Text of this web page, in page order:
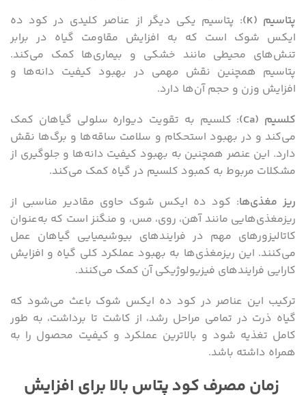
پتاسیم (K)
: پتاسیم یکی دیگر از عناصر کلیدی در کود ده
ایکس شوک است که به افزایش مقاومت گیاه در برابر
تنش‌های محیطی مانند خشکی و بیماری‌ها کمک می‌کند.
پتاسیم همچنین نقش مهمی در بهبود کیفیت دانه‌ها و
افزایش وزن و حجم آن‌ها دارد.
کلسیم (Ca)
: کلسیم به تقویت دیواره سلولی گیاهان کمک
می‌کند و در بهبود استحکام و سلامت ساقه‌ها و برگ‌ها نقش
دارد. این عنصر همچنین به بهبود کیفیت دانه‌ها و جلوگیری از
مشکلات مربوط به کمبود کلسیم در گیاه کمک می‌کند.
ریز مغذی‌ها: کود ده ایکس شوک حاوی مقادیر مناسبی از
ریزمغذی‌هایی مانند آهن، روی، مس، و منگنز است که به‌عنوان
کاتالیزورهای مهم در فرایندهای بیوشیمیایی گیاهان عمل
می‌کنند. این ریزمغذی‌ها به بهبود عملکرد کلی گیاه و افزایش
کارایی فرایندهای فیزیولوژیکی آن کمک می‌کنند.
ترکیب این عناصر در کود ده ایکس شوک باعث می‌شود که
گیاه ذرت در تمامی مراحل رشد، از کاشت تا برداشت، به طور
کامل تغذیه شود و بالاترین عملکرد و کیفیت محصول را به
همراه داشته باشد.
زمان مصرف کود پتاس بالا برای افزایش